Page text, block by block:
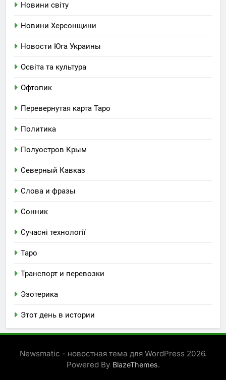
Новини світу
Новини Херсонщини
Новости Юга Украины
Освіта та культура
Офтопик
Перевернутая карта Таро
Политика
Полуостров Крым
Северный Кавказ
Слова и фразы
Сонник
Сучасні технології
Таро
Транспорт и перевозки
Эзотерика
Этот день в истории
Newsmatic - новостная тема для WordPress 2026.
Powered By BlazeThemes.